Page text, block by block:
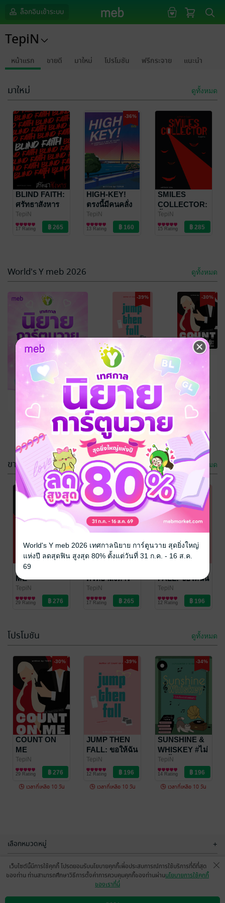
ล็อกอินเข้าระบบ
TepiN
หน้าแรก ขายดี มาใหม่ โปรโมชัน ฟรีกระจาย แนะนำ
มาใหม่ ดูทั้งหมด
BLIND FAITH:
ศรัทธาสังหาร
TepiN
นิยายสืบสวน
สอบสวน/ทริลเลอร์
17 Rating
-36%
HIGH-KEY!
ตรงนี้มีคนคลั่ง
รัก
TepiN
นิยาย Girl
Love/Yuri
13 Rating
SMILES
COLLECTOR:
ยิ้มสุดท้าย
TepiN
นิยายสืบสวน
สอบสวน/ทริลเลอร์
15 Rating
SUNSHINE &
WHISKEY #ไม่
รับซื้อหนังสือ
แฟนเก่า
TepiN
นิยาย Girl
Love/Yuri
14 Rating
JUMP THEN
FALL: ขอให้ฉัน
ได้โอบกอด
นิยาย Girl
Love/Yuri
12 Rating
World's Y meb 2026 ดูทั้งหมด
-39% -30%
฿ 276
฿ 196
ดูทั้งหมด
เหลืออีก 10 วัน
ขายดี ดูทั้งหมด
-30%
COUNT ON
ME
TepiN
นิยาย Girl
Love/Yuri
29 Rating
ศรัทธาสังหาร
TepiN
นิยายสืบสวน
สอบสวน/ทริลเลอร์
17 Rating
-39%
FALL: ขอให้ฉัน
ได้โอบกอด
TepiN
นิยาย Girl
Love/Yuri
12 Rating
SMILES
COLLECTOR:
ยิ้มสุดท้าย
TepiN
นิยายสืบสวน
สอบสวน/ทริลเลอร์
15 Rating
C.A.S.I. -
REVENGE
(เล่ม 2)
TepiN
นิยาย Girl
Love/Yuri
8 Rating
โปรโมชัน ดูทั้งหมด
-30%
COUNT ON
ME
TepiN
นิยาย Girl
Love/Yuri
29 Rating
เวลาที่เหลือ 10 วัน
-39%
JUMP THEN
FALL: ขอให้ฉัน
ได้โอบกอด
TepiN
นิยาย Girl
Love/Yuri
12 Rating
เวลาที่เหลือ 10 วัน
-34%
SUNSHINE &
WHISKEY #ไม่
รับซื้อหนังสือ
แฟนเก่า
TepiN
นิยาย Girl
Love/Yuri
14 Rating
เวลาที่เหลือ 10 วัน
HIGH-KEY!
เลือกหมวดหมู่ +
บริการช่วยเหลือ +
เว็บไซต์นี้มีการใช้คุกกี้ โปรดยอมรับนโยบายคุกกี้เพื่อประสบการณ์การใช้บริการที่ดีที่สุด
ของท่าน ท่านสามารถศึกษาวิธีการตั้งค่าการควบคุมคุกกี้ของท่านผ่านนโยบายการใช้คุกกี้
ของเราที่นี่
World's Y meb 2026 เทศกาลนิยาย การ์ตูนวาย สุดยิ่งใหญ่
แห่งปี ลดสุดฟิน สูงสุด 80% ตั้งแต่วันที่ 31 ก.ค. - 16 ส.ค.
69